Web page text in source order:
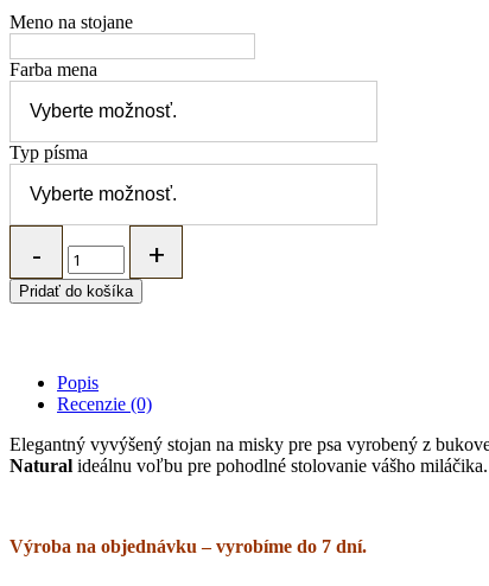
Meno na stojane
Farba mena
Typ písma
Vyvýšený
stojan
na
Simple
Natural
rôzne
veľkosti
Pridať do košíka
Popis
Recenzie (0)
Elegantný vyvýšený stojan na misky pre psa vyrobený z
Natural ideálnu voľbu pre pohodlné stolovanie vášho miláčika.
Výroba na objednávku – vyrobíme do 7 dní.